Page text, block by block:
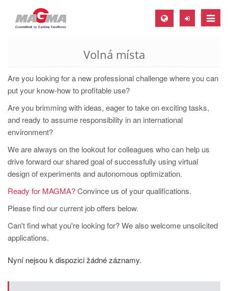
Toggle
MAGMA Europe, Germany
EN
CS
MAGMA North-America, USA
MAGMA Asia-Pacific, Singapore
EN
MAGMA South-America, Brazil
PT
MAGMA Türkiye
EN
Volná místa
Are you looking for a new professional challenge where you can
put your know-how to profitable use?
Are you brimming with ideas, eager to take on exciting tasks,
and ready to assume responsibility in an international
environment?
We are always on the lookout for colleagues who can help us
drive forward our shared goal of successfully using virtual
design of experiments and autonomous optimization.
Ready for MAGMA?Convince us of your qualifications.
Please find our current job offers below.
Can't find what you're looking for? We also welcome unsolicited
applications.
Nyní nejsou k dispozici žádné záznamy.